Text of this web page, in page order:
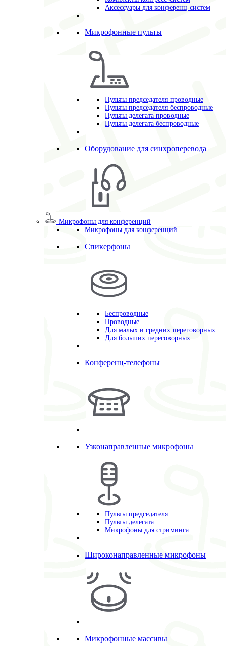
Аксессуары для конференц-систем
Микрофонные пульты
Пульты председателя проводные
Пульты председателя беспроводные
Пульты делегата проводные
Пульты делегата беспроводные
Оборудование для синхроперевода
Микрофоны для конференций
Микрофоны для конференций
Спикерфоны
Беспроводные
Проводные
Для малых и средних переговорных
Для больших переговорных
Конференц-телефоны
Узконаправленные микрофоны
Пульты председателя
Пульты делегата
Микрофоны для стриминга
Широконаправленные микрофоны
Микрофонные массивы